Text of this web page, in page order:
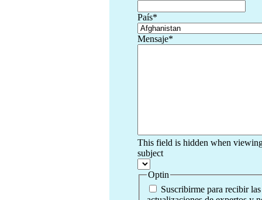
País*
Mensaje*
This field is hidden when
subject
Optin
Suscribirme para recibir